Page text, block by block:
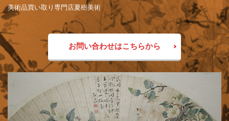
美術品買い取り専門店夏樹美術
お問い合わせはこちらから